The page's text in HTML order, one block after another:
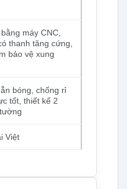
máy CNC,
thanh tăng cứng,
bảo vệ xung
bóng, chống rỉ
tốt, thiết kế 2
Việt